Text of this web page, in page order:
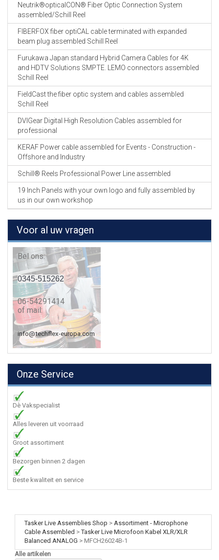
Neutrik®opticalCON® Fiber Optic Connection System
assembled/Schill Reel
FIBERFOX fiber optiCAL cable terminated with expanded
beam plug assembled Schill Reel
Furukawa Japan standard Hybrid Camera Cables for 4K
and HDTV Solutions SMPTE. LEMO connectors assembled
Schill Reel
FieldCast the fiber optic system and cables assembled
Schill Reel
DVIGear Digital High Resolution Cables assembled for
professional
KERAF Power cable assembled for Events - Construction -
Offshore and Industry
Schill® Reels Professional Power Line assembled
19 Inch Panels with your own logo and fully assembled by
us in our own workshop
Voor al uw vragen
Bel ons:
0345-515262
06-54291414
of mail:
info@techflex-europa.com
Onze Service
Dè Vakspecialist
Alles leveren uit voorraad
Groot assortiment
Bezorgen binnen 2 dagen
Beste kwaliteit en service
Tasker Live Assemblies Shop > Assortiment - Microphone
Cable Assembled >Tasker Live Microfoon Kabel XLR/XLR
Balanced ANALOG > MFCH26024B-1
Alle artikelen